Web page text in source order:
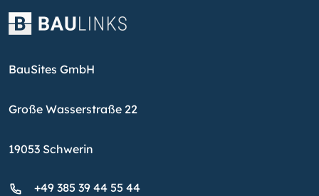
BauSites GmbH
Große Wasserstraße 22
19053 Schwerin
+49 385 39 44 55 44